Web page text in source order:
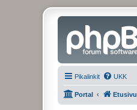
Pikalinkit UKK
Portal Etusivu